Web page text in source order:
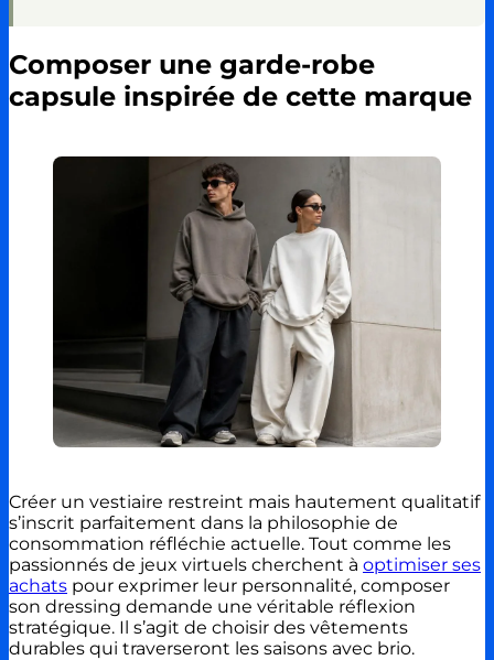
Composer une garde-robe
capsule inspirée de cette marque
Créer un vestiaire restreint mais hautement qualitatif
s’inscrit parfaitement dans la philosophie de
consommation réfléchie actuelle. Tout comme les
passionnés de jeux virtuels cherchent à optimiser ses
achats pour exprimer leur personnalité, composer
son dressing demande une véritable réflexion
stratégique. Il s’agit de choisir des vêtements
durables qui traverseront les saisons avec brio.